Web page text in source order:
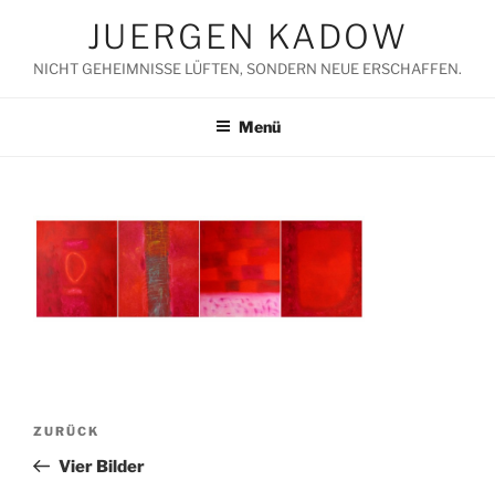
springen
JUERGEN KADOW
NICHT GEHEIMNISSE LÜFTEN, SONDERN NEUE ERSCHAFFEN.
Menü
Beitragsnavigation
Vorheriger
Beitrag
ZURÜCK
Vier Bilder